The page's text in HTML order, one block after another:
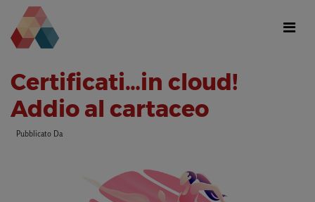
Certificati…in cloud!
Addio al cartaceo
Pubblicato Da